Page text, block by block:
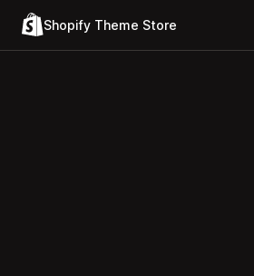
Shopify Theme Store